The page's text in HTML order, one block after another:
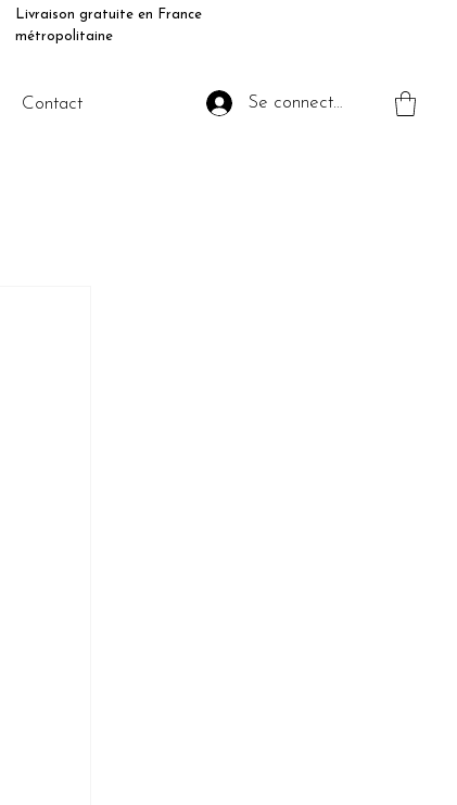
Livraison gratuite en France
métropolitaine
Contact Se connecter